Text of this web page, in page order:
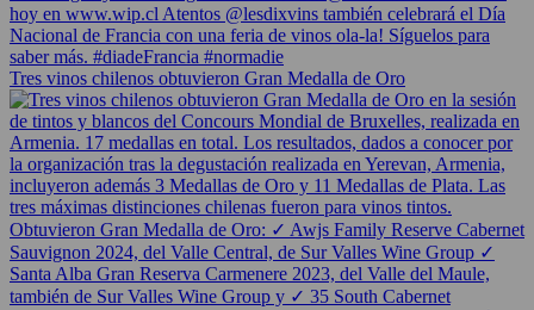
Tres vinos chilenos obtuvieron Gran Medalla de Oro